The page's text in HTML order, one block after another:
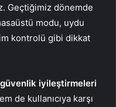
Geçtiğimiz dönemde
modu, uydu
kontrolü gibi dikkat
güvenlik iyileştirmeleri
de kullanıcıya karşı